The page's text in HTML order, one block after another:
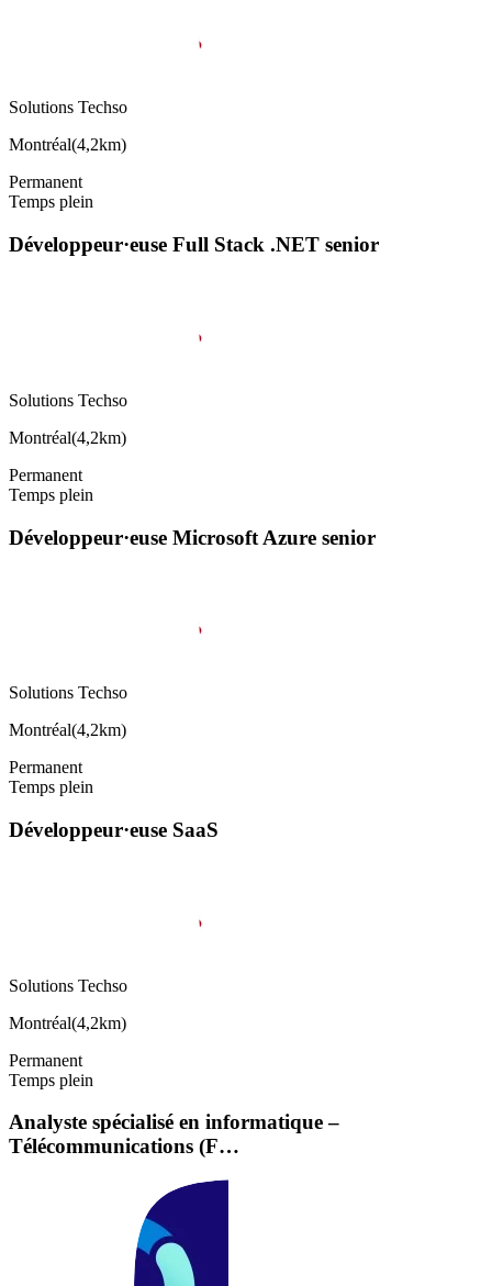
Solutions Techso
Montréal(4,2km)
Permanent
Temps plein
Développeur·euse Full Stack .NET senior
Solutions Techso
Montréal(4,2km)
Permanent
Temps plein
Développeur·euse Microsoft Azure senior
Solutions Techso
Montréal(4,2km)
Permanent
Temps plein
Développeur·euse SaaS
Solutions Techso
Montréal(4,2km)
Permanent
Temps plein
Analyste spécialisé en informatique –
Télécommunications (F…